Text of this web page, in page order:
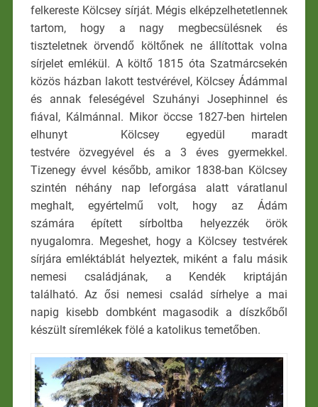
felkereste Kölcsey sírját. Mégis elképzelhetetlennek
tartom, hogy a nagy megbecsülésnek és
tiszteletnek örvendő költőnek ne állítottak volna
sírjelet emlékül. A költő 1815 óta Szatmárcsekén
közös házban lakott testvérével, Kölcsey Ádámmal
és annak feleségével Szuhányi Josephinnel és
fiával, Kálmánnal. Mikor öccse 1827-ben hirtelen
elhunyt Kölcsey egyedül maradt
testvére özvegyével és a 3 éves gyermekkel.
Tizenegy évvel később, amikor 1838-ban Kölcsey
szintén néhány nap leforgása alatt váratlanul
meghalt, egyértelmű volt, hogy az Ádám
számára épített sírboltba helyezzék örök
nyugalomra. Megeshet, hogy a Kölcsey testvérek
sírjára emléktáblát helyeztek, miként a falu másik
nemesi családjának, a Kendék kriptáján
található. Az ősi nemesi család sírhelye a mai
napig kisebb dombként magasodik a díszkőből
készült síremlékek fölé a katolikus temetőben.